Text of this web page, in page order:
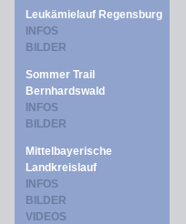
Leukämielauf Regensburg
INFOS
BILDER
Sommer Trail
Bernhardswald
INFOS
BILDER
Mittelbayerische
Landkreislauf
INFOS
BILDER
VIDEOS